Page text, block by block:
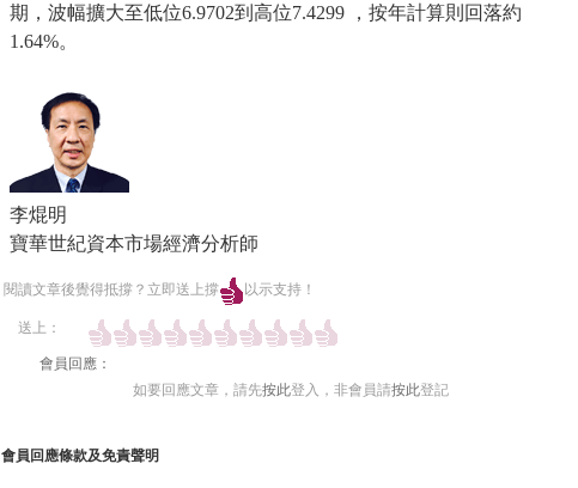
期，波幅擴大至低位6.9702到高位7.4299 ，按年計算則回落約
1.64%。
李焜明
寶華世紀資本市場經濟分析師
閱讀文章後覺得抵撐？立即送上撐 以示支持！
送上：
會員回應：
如要回應文章，請先按此登入，非會員請按此登記
會員回應條款及免責聲明